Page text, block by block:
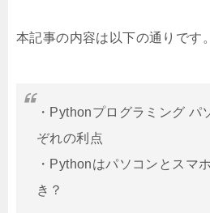
本記事の内容は以下の通りです。
・Pythonプログラミング パ
ぞれの利点
・Pythonはパソコンとスマ
き？